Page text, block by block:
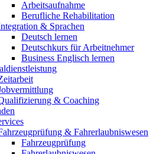
Arbeitsaufnahme
Berufliche Rehabilitation
& Sprachen
Deutsch lernen
Deutschkurs für Arbeitnehmer
Business Englisch lernen
& Coaching
& Fahrerlaubniswesen
Fahrzeugprüfung